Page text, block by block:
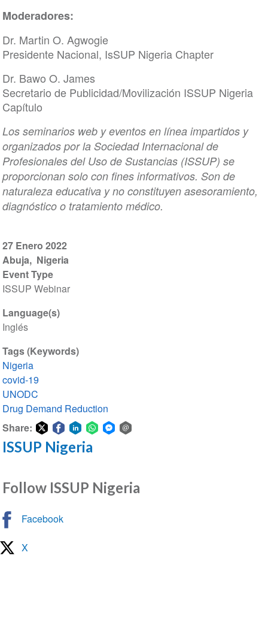
27 Enero 2022
Abuja Nigeria
Event Type
ISSUP Webinar
Language(s)
Inglés
Tags (Keywords)
Nigeria
covid-19
UNODC
Drug Demand Reduction
Share:
ShareShareShareShare
Messenger
Moderadores:
Dr. Martin O. Agwogie
Presidente Nacional, IsSUP Nigeria Chapter
Dr. Bawo O. James
Secretario de Publicidad/Movilización ISSUP Nigeria
Capítulo
Los seminarios web y eventos en línea impartidos y
organizados por la Sociedad Internacional de
Profesionales del Uso de Sustancias (ISSUP) se
proporcionan solo con fines informativos. Son de
naturaleza educativa y no constituyen asesoramiento,
diagnóstico o tratamiento médico.
ISSUP Nigeria
Follow ISSUP Nigeria
Facebook
X